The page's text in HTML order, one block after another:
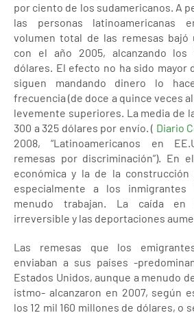
por ciento de los sudamericanos. A
las personas latinoamericanas
volumen total de las remesas bajó
con el año 2005, alcanzando los
dólares. El efecto no ha sido mayor
siguen mandando dinero lo
frecuencia (de doce a quince veces
levemente superiores. La media de
300 a 325 dólares por envío. ( Diario
2008, “Latinoamericanos en
remesas por discriminación”). En
económica y la de la
especialmente a los
menudo trabajan. La caída en
irreversible y las deportaciones
Las remesas que los
enviaban a sus países -
Estados Unidos, aunque a menudo
istmo- alcanzaron en 2007, según
los 12 mil 160 millones de dólares, o